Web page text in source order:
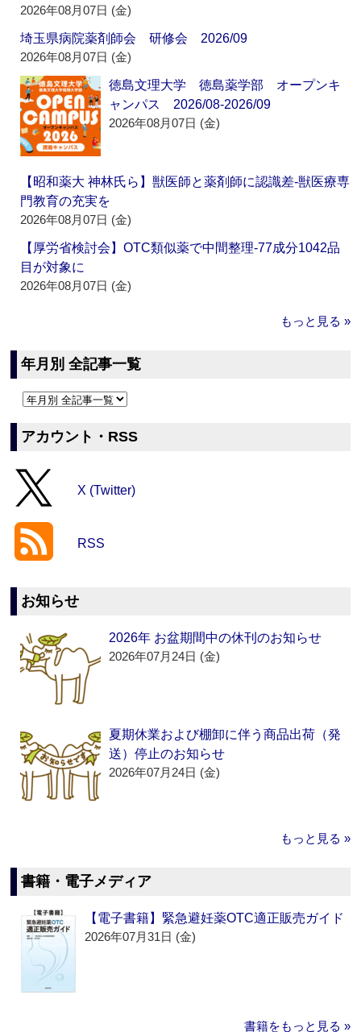
2026年08月07日 (金)
埼玉県病院薬剤師会 研修会 2026/09
2026年08月07日 (金)
徳島文理大学 徳島薬学部 オープンキ
ャンパス 2026/08-2026/09
2026年08月07日 (金)
【昭和薬大 神林氏ら】獣医師と薬剤師に認識差‐獣医療専
門教育の充実を
2026年08月07日 (金)
【厚労省検討会】OTC類似薬で中間整理‐77成分1042品
目が対象に
2026年08月07日 (金)
もっと見る »
年月別 全記事一覧
アカウント・RSS
X (Twitter)
RSS
お知らせ
2026年 お盆期間中の休刊のお知らせ
2026年07月24日 (金)
夏期休業および棚卸に伴う商品出荷（発
送）停止のお知らせ
2026年07月24日 (金)
もっと見る »
書籍・電子メディア
【電子書籍】緊急避妊薬OTC適正販売ガイド
2026年07月31日 (金)
書籍をもっと見る »